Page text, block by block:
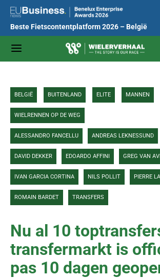
Beste Fietscontentplatform 2026 – België
BELGIË BUITENLAND ELITE MANNEN
WIELRENNEN OP DE WEG
ALESSANDRO FANCELLU ANDREAS LEKNESSUND
DAVID DEKKER EDOARDO AFFINI GREG VAN
IVAN GARCIA CORTINA NILS POLLIT PIERRE
ROMAIN BARDET TRANSFERS
Nu al 10
transfermarkt is
pas 10 dagen